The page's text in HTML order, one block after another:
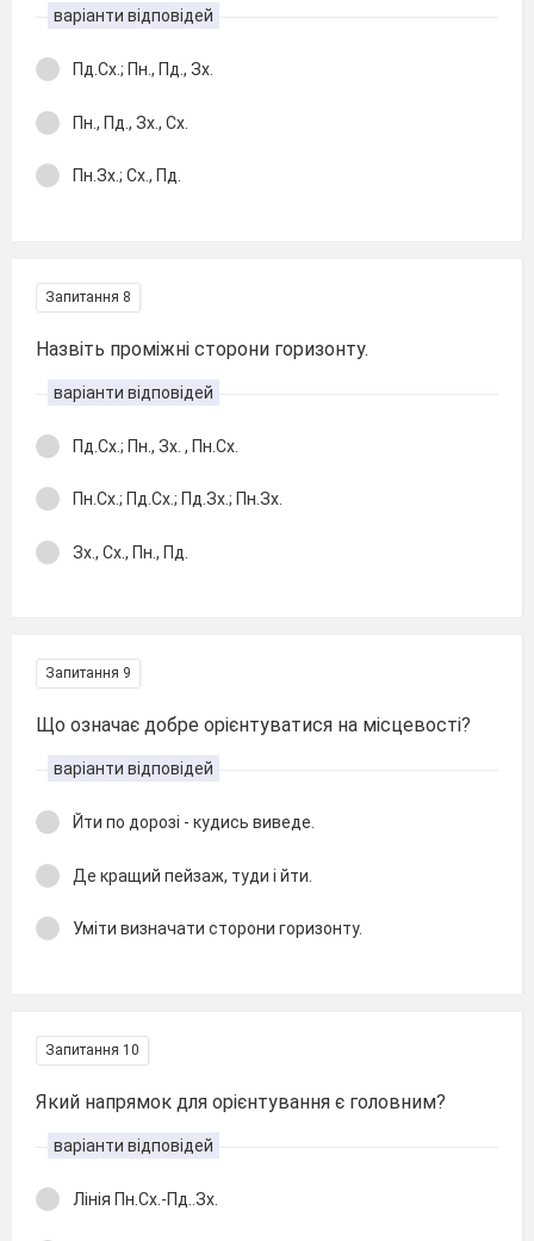
варіанти відповідей
Пд.Сх.; Пн., Пд., Зх.
Пн., Пд., Зх., Сх.
Пн.Зх.; Сх., Пд.
Запитання 8
Назвіть проміжні сторони горизонту.
варіанти відповідей
Пд.Сх.; Пн., Зх. , Пн.Сх.
Пн.Сх.; Пд.Сх.; Пд.Зх.; Пн.Зх.
Зх., Сх., Пн., Пд.
Запитання 9
Що означає добре орієнтуватися на місцевості?
варіанти відповідей
Йти по дорозі - кудись виведе.
Де кращий пейзаж, туди і йти.
Уміти визначати сторони горизонту.
Запитання 10
Який напрямок для орієнтування є головним?
варіанти відповідей
Лінія Пн.Сх.-Пд..Зх.